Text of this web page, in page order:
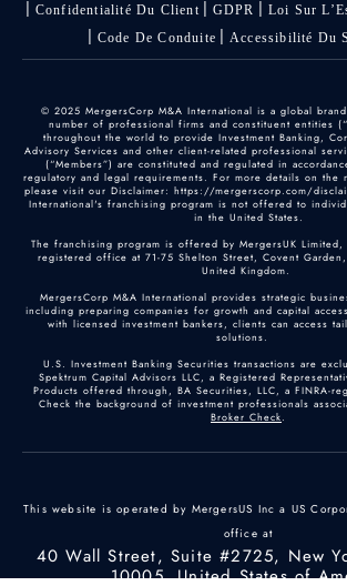
Confidentialité Du Client
GDPR
Loi Sur
Code De Conduite
Accessibilité Du
© 2025 MergersCorp M&A International is a global
number of professional firms and constituent entities
throughout the world to provide Investment Banking,
Advisory Services and other client-related professional
(“Members”) are constituted and regulated in
regulatory and legal requirements. For more details on the
please visit our Disclaimer: https://mergerscorp.com/
International's franchising program is not offered to
in the United States.
The franchising program is offered by MergersUK Limited,
registered office at 71-75 Shelton Street, Covent
United Kingdom.
MergersCorp M&A International provides strategic
including preparing companies for growth and capital
with licensed investment bankers, clients can access
solutions.
U.S. Investment Banking Securities transactions are
Spektrum Capital Advisors LLC, a Registered
Products offered through, BA Securities, LLC, a FINRA-
Check the background of investment professionals
Broker Check.
This website is operated by MergersUS Inc a US
office at
40 Wall Street, Suite #2725, New
10005, United States of